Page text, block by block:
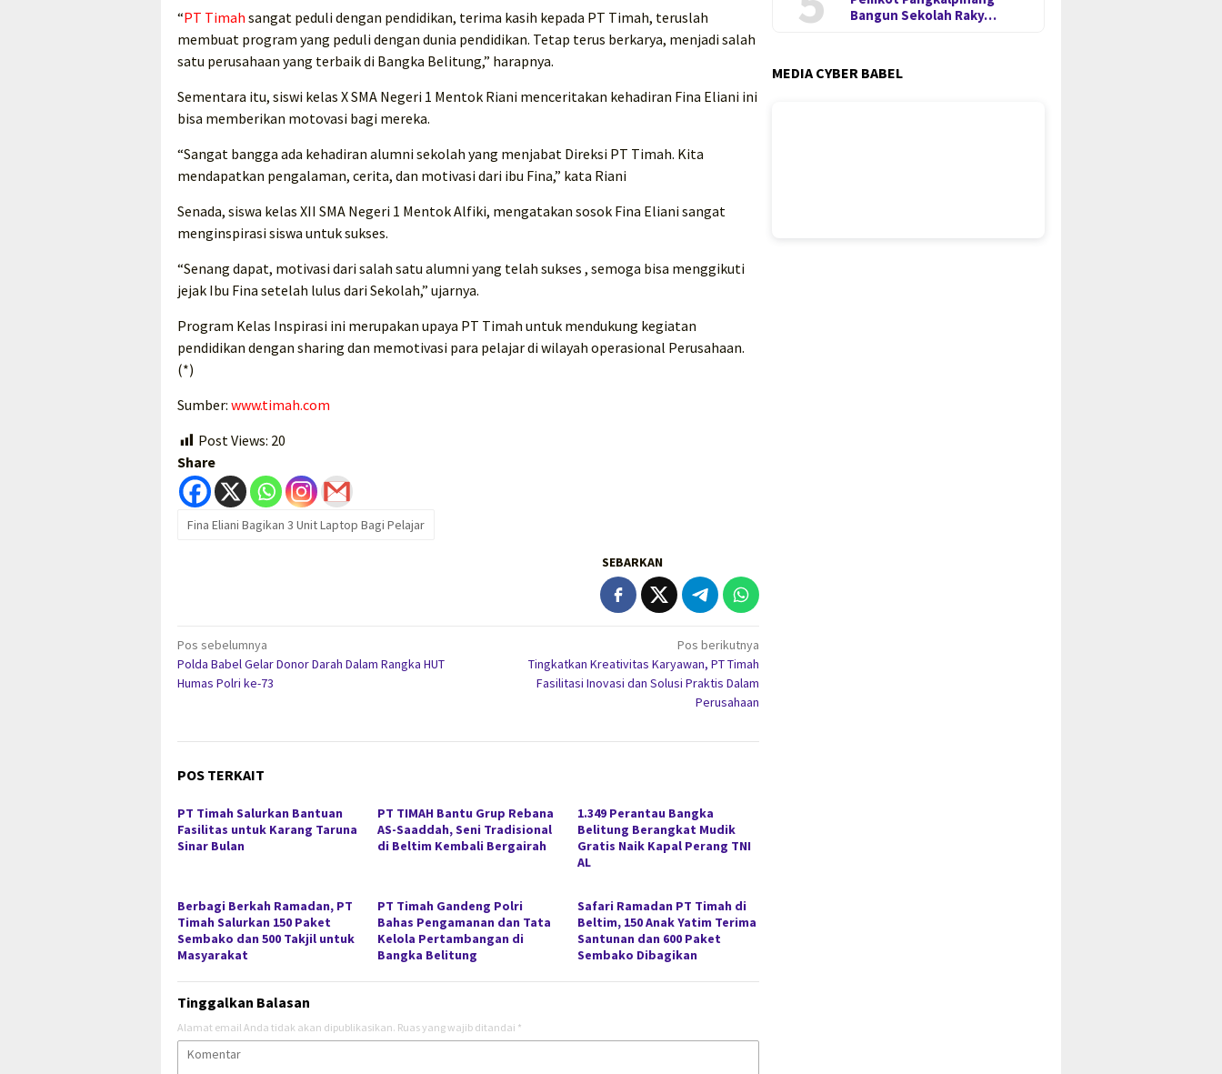
“PT Timah sangat peduli dengan pendidikan, terima kasih kepada PT Timah, teruslah
membuat program yang peduli dengan dunia pendidikan. Tetap terus berkarya, menjadi salah
satu perusahaan yang terbaik di Bangka Belitung,” harapnya.
Sementara itu, siswi kelas X SMA Negeri 1 Mentok Riani menceritakan kehadiran Fina Eliani ini
bisa memberikan motovasi bagi mereka.
“Sangat bangga ada kehadiran alumni sekolah yang menjabat Direksi PT Timah. Kita
mendapatkan pengalaman, cerita, dan motivasi dari ibu Fina,” kata Riani
Senada, siswa kelas XII SMA Negeri 1 Mentok Alfiki, mengatakan sosok Fina Eliani sangat
menginspirasi siswa untuk sukses.
“Senang dapat, motivasi dari salah satu alumni yang telah sukses , semoga bisa menggikuti
jejak Ibu Fina setelah lulus dari Sekolah,” ujarnya.
Program Kelas Inspirasi ini merupakan upaya PT Timah untuk mendukung kegiatan
pendidikan dengan sharing dan memotivasi para pelajar di wilayah operasional Perusahaan.
(*)
Sumber: www.timah.com
Post Views: 20
Share
Fina Eliani Bagikan 3 Unit Laptop Bagi Pelajar
SEBARKAN
Navigasi
pos
Pos sebelumnya
Polda Babel Gelar Donor Darah Dalam Rangka HUT
Humas Polri ke-73
Pos berikutnya
Tingkatkan Kreativitas Karyawan, PT Timah
Fasilitasi Inovasi dan Solusi Praktis Dalam
Perusahaan
POS TERKAIT
PT Timah Salurkan Bantuan
Fasilitas untuk Karang Taruna
Sinar Bulan
PT TIMAH Bantu Grup Rebana
AS-Saaddah, Seni Tradisional
di Beltim Kembali Bergairah
1.349 Perantau Bangka
Belitung Berangkat Mudik
Gratis Naik Kapal Perang TNI
AL
Berbagi Berkah Ramadan, PT
Timah Salurkan 150 Paket
Sembako dan 500 Takjil untuk
Masyarakat
PT Timah Gandeng Polri
Bahas Pengamanan dan Tata
Kelola Pertambangan di
Bangka Belitung
Safari Ramadan PT Timah di
Beltim, 150 Anak Yatim Terima
Santunan dan 600 Paket
Sembako Dibagikan
Tinggalkan Balasan
Alamat email Anda tidak akan dipublikasikan. Ruas yang wajib ditandai *
Bangun Sekolah Raky…
MEDIA CYBER BABEL